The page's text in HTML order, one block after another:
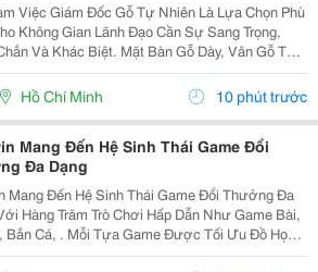
Việc Giám Đốc Gỗ Tự Nhiên Là Lựa Chọn Phù
Không Gian Lãnh Đạo Cần Sự Sang Trọng,
Và Khác Biệt. Mặt Bàn Gỗ Dày, Vân Gỗ Tự
Mắt Kết Hợp Cùng Hệ Chân Sắt Hiện Đại,
Tổng Thể Vừa Bền Bỉ Vừa Tinh Tế. Mẫu Bàn
Hồ Chí Minh 10 phút trước
Mang Đến Hệ Sinh Thái Game Đổi
Đa Dạng
Mang Đến Hệ Sinh Thái Game Đổi Thưởng Đa
Hàng Trăm Trò Chơi Hấp Dẫn Như Game Bài,
Bắn Cá, . Mỗi Tựa Game Được Tối Ưu Đồ Họa
Thao Tác Mượt Mà, Tỷ Lệ Trả Thưởng Cạnh